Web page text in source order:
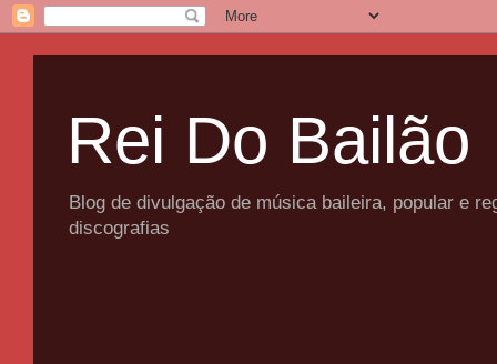
Rei Do Bailão
Blog de divulgação de música baileira, popular e
discografias